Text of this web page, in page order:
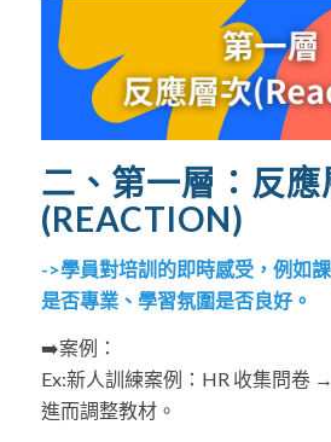
二、第一層：反應
(REACTION)
->學員對培訓的即時感受，例如
是否專業、學習氛圍是否良好。
➡️案例：
Ex:新人訓練案例：HR 收集問卷
進而調整教材。